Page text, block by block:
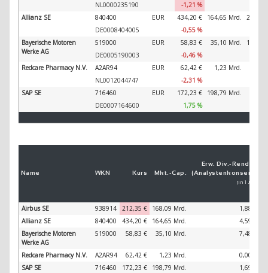
NL0000235190
-1,21 %
Allianz SE
840400 EUR 434,20 € 164,65 Mrd.
DE0008404005
-0,55 %
Bayerische Motoren
Werke AG
519000 EUR 58,83 € 35,10 Mrd.
DE0005190003
-0,46 %
Redcare Pharmacy N.V.
A2AR94 EUR 62,42 € 1,23 Mrd.
NL0012044747
-2,31 %
SAP SE
716460 EUR 172,23 € 198,79 Mrd.
DE0007164600
1,75 %
Name WKN Kurs Mkt.-Cap.
Erw. Div.- Ren­di­te
(Analystenkonsens)
[in 1 Jahr]
Airbus SE 938914 212,35 € 168,09 Mrd.
1,88 %
Allianz SE
840400 434,20 € 164,65 Mrd.
4,59 %
Bayerische Motoren
Werke AG
519000 58,83 € 35,10 Mrd. 7,48 %
Redcare Pharmacy N.V. A2AR94 62,42 € 1,23 Mrd.
0,00 %
SAP SE
716460 172,23 € 198,79 Mrd. 1,69 %